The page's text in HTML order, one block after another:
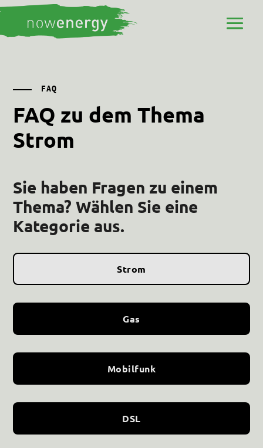
FAQ
FAQ zu dem Thema
Strom
Sie haben Fragen zu einem
Thema? Wählen Sie eine
Kategorie aus.
Strom
Gas
Mobilfunk
DSL